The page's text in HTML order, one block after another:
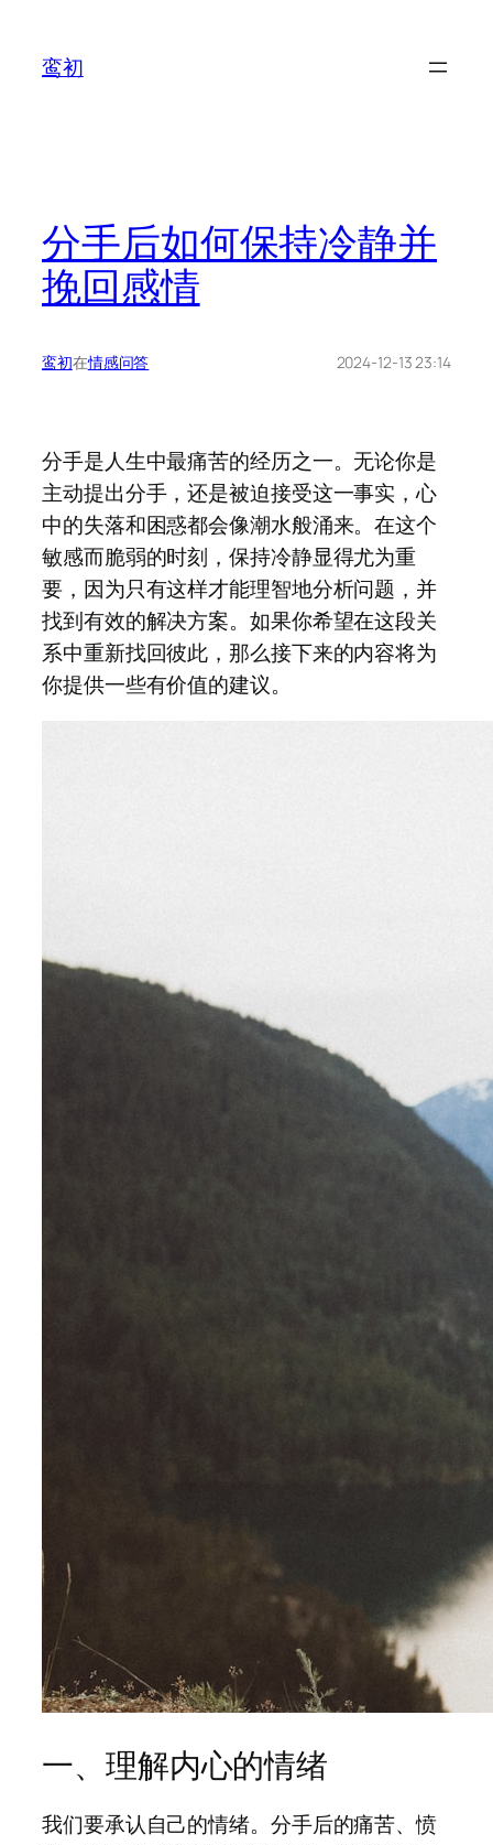
鸾初
分手后如何保持冷静并
挽回感情
鸾初在情感问答 2024-12-13 23:14
分手是人生中最痛苦的经历之一。无论你是
主动提出分手，还是被迫接受这一事实，心
中的失落和困惑都会像潮水般涌来。在这个
敏感而脆弱的时刻，保持冷静显得尤为重
要，因为只有这样才能理智地分析问题，并
找到有效的解决方案。如果你希望在这段关
系中重新找回彼此，那么接下来的内容将为
你提供一些有价值的建议。
一、理解内心的情绪
我们要承认自己的情绪。分手后的痛苦、愤